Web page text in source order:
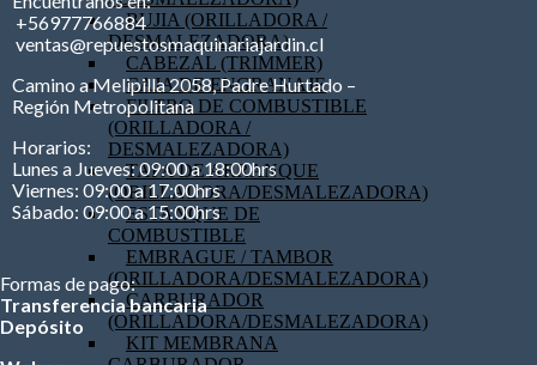
BUJIA (ORILLADORA /
DESMALEZADORA)
CABEZAL (TRIMMER)
CAJA DE ENGRANAJE
FILTRO DE COMBUSTIBLE
(ORILLADORA /
DESMALEZADORA)
TAPA DE ARRANQUE
(ORILLADORA/DESMALEZADORA)
ESTANQUE DE
COMBUSTIBLE
EMBRAGUE / TAMBOR
(ORILLADORA/DESMALEZADORA)
CARBURADOR
(ORILLADORA/DESMALEZADORA)
KIT MEMBRANA
+56977766884
ventas@repuestosmaquinariajardin.cl
Camino a Melipilla 2058, Padre Hurtado –
Región Metropolitana
Horarios:
Lunes a Jueves: 09:00 a 18:00hrs
Viernes: 09:00 a 17:00hrs
Sábado: 09:00 a 15:00hrs
Formas de pago:
Transferencia bancaria
Depósito